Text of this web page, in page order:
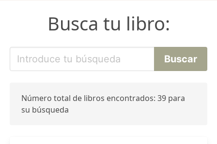
Busca tu libro:
Número total de libros encontrados: 39 para
su búsqueda